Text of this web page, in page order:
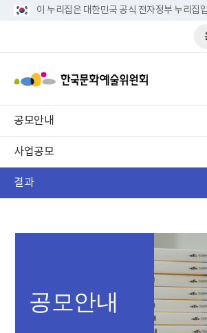
이 누리집은 대한민국 공식 전자정부 누리집
공모안내
사업공모
결과
공모안내